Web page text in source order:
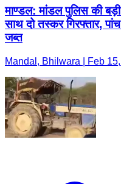
माण्डल: मांडल पुलिस की
साथ दो तस्कर गिरफ्तार,
जब्त
Mandal, Bhilwara | Feb